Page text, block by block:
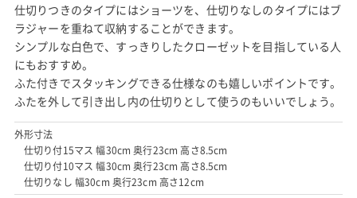
仕切りつきのタイプにはショーツを、仕切りなしのタイプにはブ
ラジャーを重ねて収納することができます。
シンプルな白色で、すっきりしたクローゼットを目指している人
にもおすすめ。
ふた付きでスタッキングできる仕様なのも嬉しいポイントです。
ふたを外して引き出し内の仕切りとして使うのもいいでしょう。
外形寸法
仕切り付15マス 幅30cm 奥行23cm 高さ8.5cm
仕切り付10マス 幅30cm 奥行23cm 高さ8.5cm
仕切りなし 幅30cm 奥行23cm 高さ12cm